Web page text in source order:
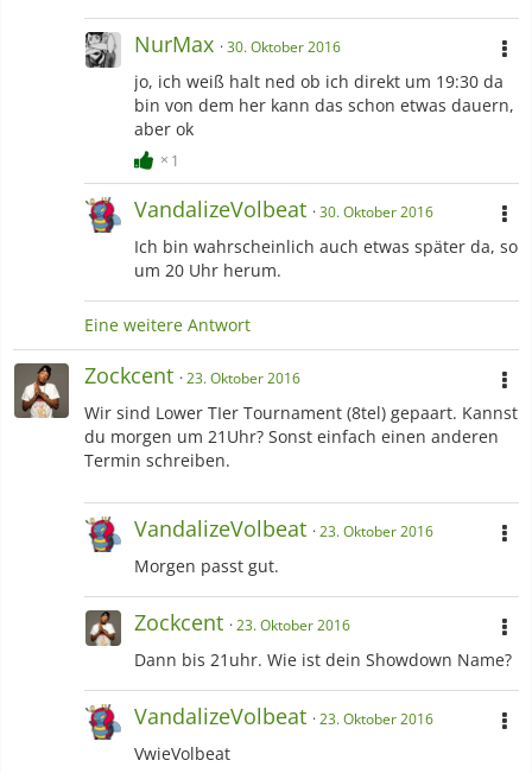
NurMax 30. Oktober 2016
jo, ich weiß halt ned ob ich direkt um 19:30 da
bin von dem her kann das schon etwas dauern,
aber ok
1
VandalizeVolbeat 30. Oktober 2016
Ich bin wahrscheinlich auch etwas später da, so
um 20 Uhr herum.
Eine weitere Antwort
Zockcent 23. Oktober 2016
Wir sind Lower TIer Tournament (8tel) gepaart. Kannst
du morgen um 21Uhr? Sonst einfach einen anderen
Termin schreiben.
VandalizeVolbeat 23. Oktober 2016
Morgen passt gut.
Zockcent 23. Oktober 2016
Dann bis 21uhr. Wie ist dein Showdown Name?
VandalizeVolbeat 23. Oktober 2016
VwieVolbeat